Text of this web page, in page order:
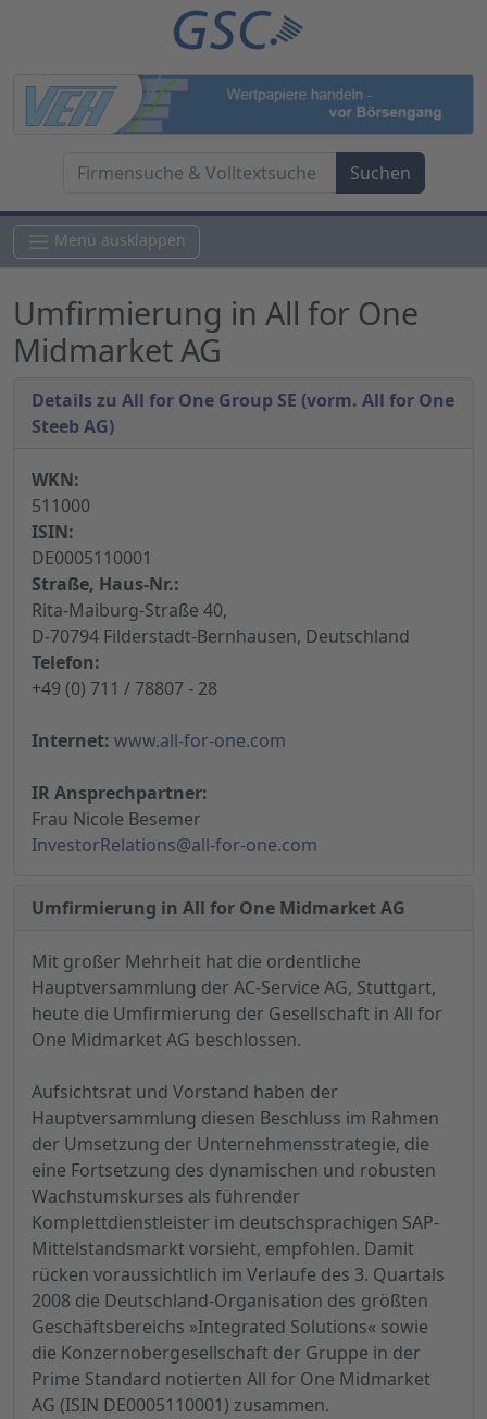
Menü ausklappen
Umfirmierung in All for One
Midmarket AG
Details zu All for One Group SE (vorm. All for One
Steeb AG)
WKN:
511000
ISIN:
DE0005110001
Straße, Haus-Nr.:
Rita-Maiburg-Straße 40,
D-70794 Filderstadt-Bernhausen, Deutschland
Telefon:
+49 (0) 711 / 78807 - 28
Internet: www.all-for-one.com
IR Ansprechpartner:
Frau Nicole Besemer
InvestorRelations@all-for-one.com
Umfirmierung in All for One Midmarket AG
Mit großer Mehrheit hat die ordentliche
Hauptversammlung der AC-Service AG, Stuttgart,
heute die Umfirmierung der Gesellschaft in All for
One Midmarket AG beschlossen.
Aufsichtsrat und Vorstand haben der
Hauptversammlung diesen Beschluss im Rahmen
der Umsetzung der Unternehmensstrategie, die
eine Fortsetzung des dynamischen und robusten
Wachstumskurses als führender
Komplettdienstleister im deutschsprachigen SAP-
Mittelstandsmarkt vorsieht, empfohlen. Damit
rücken voraussichtlich im Verlaufe des 3. Quartals
2008 die Deutschland-Organisation des größten
Geschäftsbereichs »Integrated Solutions« sowie
die Konzernobergesellschaft der Gruppe in der
Prime Standard notierten All for One Midmarket
AG (ISIN DE0005110001) zusammen.